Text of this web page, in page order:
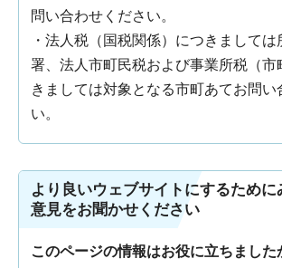
問い合わせください。
・法人税（国税関係）につきましては
署、法人市町民税および事業所税（市
きましては対象となる市町あてお問い
い。
より良いウェブサイトにするために
意見をお聞かせください
このページの情報はお役に立ちました